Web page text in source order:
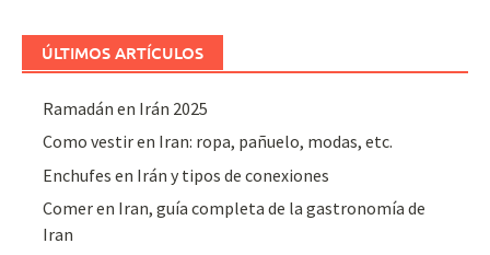
ÚLTIMOS ARTÍCULOS
Ramadán en Irán 2025
Como vestir en Iran: ropa, pañuelo, modas, etc.
Enchufes en Irán y tipos de conexiones
Comer en Iran, guía completa de la gastronomía de
Iran